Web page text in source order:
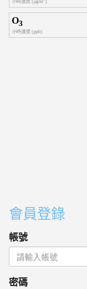
會員登錄
帳號
密碼